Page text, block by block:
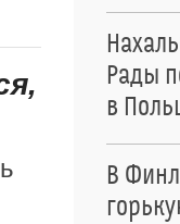
Рады
в
В